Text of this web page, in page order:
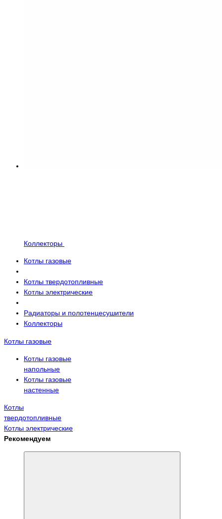
Коллекторы
Котлы газовые
Котлы твердотопливные
Котлы электрические
Радиаторы и полотенцесушители
Коллекторы
Котлы газовые
Котлы газовые
напольные
Котлы газовые
настенные
Котлы
твердотопливные
Котлы электрические
Рекомендуем